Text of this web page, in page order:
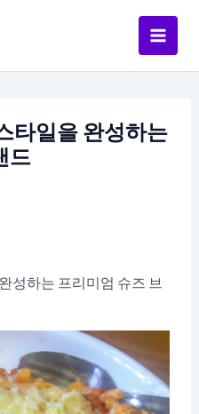
타일을 완성하는
드
성하는 프리미엄 슈즈 브